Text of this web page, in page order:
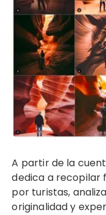
A partir de la cuenta @Insta_repeat, que se
dedica a recopilar
por turistas,
originalidad y